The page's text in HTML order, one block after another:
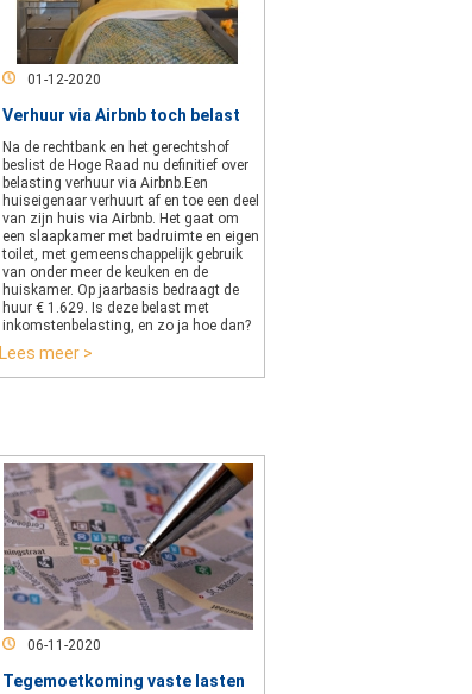
01-12-2020
Verhuur via Airbnb toch belast
Na de rechtbank en het gerechtshof
beslist de Hoge Raad nu definitief over
belasting verhuur via Airbnb.Een
huiseigenaar verhuurt af en toe een deel
van zijn huis via Airbnb. Het gaat om
een slaapkamer met badruimte en eigen
toilet, met gemeenschappelijk gebruik
van onder meer de keuken en de
huiskamer. Op jaarbasis bedraagt de
huur € 1.629. Is deze belast met
inkomstenbelasting, en zo ja hoe dan?
Lees meer >
06-11-2020
Tegemoetkoming vaste lasten